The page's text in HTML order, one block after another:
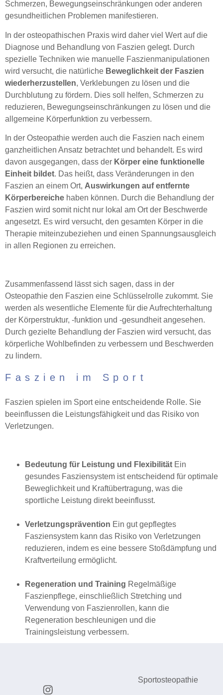
Schmerzen, Bewegungseinschränkungen oder anderen
gesundheitlichen Problemen manifestieren.
In der osteopathischen Praxis wird daher viel Wert auf die
Diagnose und Behandlung von Faszien gelegt. Durch
spezielle Techniken wie manuelle Faszienmanipulationen
wird versucht, die natürliche Beweglichkeit der Faszien
wiederherzustellen, Verklebungen zu lösen und die
Durchblutung zu fördern. Dies soll helfen, Schmerzen zu
reduzieren, Bewegungseinschränkungen zu lösen und die
allgemeine Körperfunktion zu verbessern.
In der Osteopathie werden auch die Faszien nach einem
ganzheitlichen Ansatz betrachtet und behandelt. Es wird
davon ausgegangen, dass der Körper eine funktionelle
Einheit bildet. Das heißt, dass Veränderungen in den
Faszien an einem Ort, Auswirkungen auf entfernte
Körperbereiche haben können. Durch die Behandlung der
Faszien wird somit nicht nur lokal am Ort der Beschwerde
angesetzt. Es wird versucht, den gesamten Körper in die
Therapie miteinzubeziehen und einen Spannungsausgleich
in allen Regionen zu erreichen.
Zusammenfassend lässt sich sagen, dass in der
Osteopathie den Faszien eine Schlüsselrolle zukommt. Sie
werden als wesentliche Elemente für die Aufrechterhaltung
der Körperstruktur, -funktion und -gesundheit angesehen.
Durch gezielte Behandlung der Faszien wird versucht, das
körperliche Wohlbefinden zu verbessern und Beschwerden
zu lindern.
Faszien im Sport
Faszien spielen im Sport eine entscheidende Rolle. Sie
beeinflussen die Leistungsfähigkeit und das Risiko von
Verletzungen.
Bedeutung für Leistung und Flexibilität Ein
gesundes Fasziensystem ist entscheidend für optimale
Beweglichkeit und Kraftübertragung, was die
sportliche Leistung direkt beeinflusst.
Verletzungsprävention Ein gut gepflegtes
Fasziensystem kann das Risiko von Verletzungen
reduzieren, indem es eine bessere Stoßdämpfung und
Kraftverteilung ermöglicht.
Regeneration und Training Regelmäßige
Faszienpflege, einschließlich Stretching und
Verwendung von Faszienrollen, kann die
Regeneration beschleunigen und die
Trainingsleistung verbessern.
Sportosteopathie